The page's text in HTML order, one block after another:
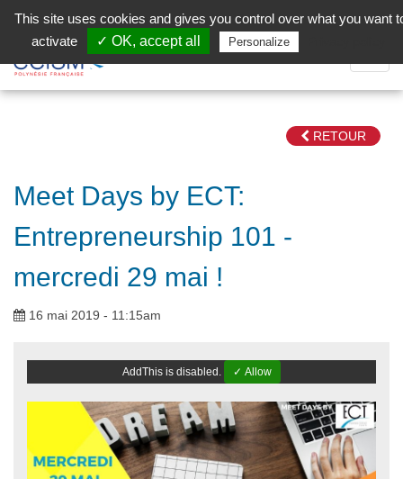
Facebook (Customer Chat) is disabled.
la
RETOUR
Meet Days by ECT:
Entrepreneurship 101 -
mercredi 29 mai !
16 mai 2019 - 11:15am
AddThis is disabled. ✓ Allow
This site uses cookies and gives you control over what you want
activate
✓ OK, accept all Personalize